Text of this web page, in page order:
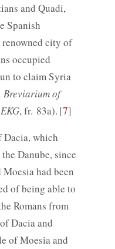
and Quadi,
Spanish
renowned city of
occupied
to claim Syria
Breviarium of
EKG, fr. 83a). 7
Dacia, which
Danube, since
had been
of being able to
Romans from
Dacia and
of Moesia and